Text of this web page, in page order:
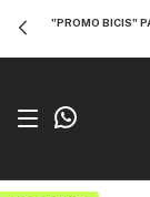
"PROMO BICIS"